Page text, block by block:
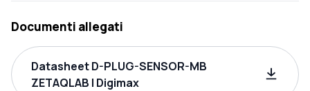
Documenti allegati
Datasheet D-PLUG-SENSOR-MB
ZETAQLAB | Digimax